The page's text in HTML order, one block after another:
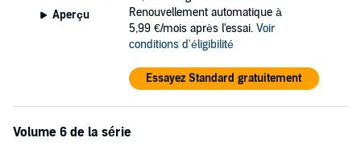
Aperçu
Renouvellement automatique à
5,99 €/mois après l'essai. Voir
conditions d'éligibilité
Essayez Standard gratuitement
Volume 6 de la série